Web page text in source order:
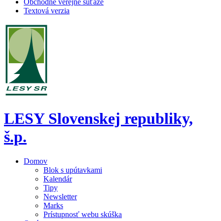
Textová verzia
LESY Slovenskej republiky,
š.p.
Domov
Blok s upútavkami
Kalendár
Tipy
Newsletter
Marks
Prístupnosť webu skúška